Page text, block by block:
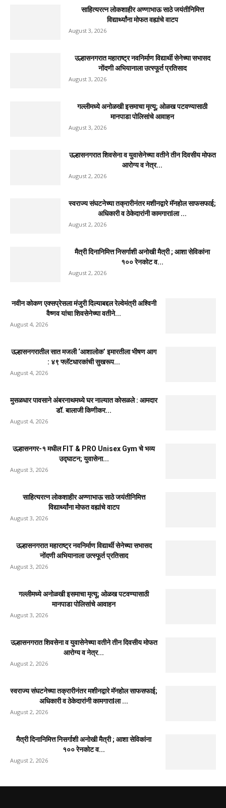
साहित्यरत्न लोकशाहीर अण्णाभाऊ साठे जयंतीनिमित्त
विद्यार्थ्यांना मोफत वह्यांचे वाटप
August 3, 2026
उल्हासनगरात महाराष्ट्र नवनिर्माण विद्यार्थी सेनेच्या सभासद
नोंदणी अभियानाला उत्स्फूर्त प्रतिसाद
August 3, 2026
गल्लीमध्ये अनोळखी इसमाचा मृत्यू; ओळख पटवण्यासाठी
मानपाडा पोलिसांचे आवाहन
August 3, 2026
उल्हासनगरात शिवसेना व युवासेनेच्या वतीने तीन दिवसीय मोफत
आरोग्य व नेत्र...
August 2, 2026
स्वराज्य संघटनेच्या तक्रारीनंतर मशीनद्वारे मॅनहोल साफसफाई;
अधिकारी व ठेकेदारांनी कामगाराlला ...
August 2, 2026
मैत्री दिनानिमित्त निसर्गाशी अनोखी मैत्री ; आशा सेविकांना
१०० रेनकोट व...
August 2, 2026
नवीन कोकण एक्सप्रेसला मंजुरी दिल्याबद्दल रेल्वेमंत्री अश्विनी
वैष्णव यांचा शिवसेनेच्या वतीने...
August 4, 2026
उल्हासनगरातील सात मजली ‘आशालोक’ इमारतीला भीषण आग
: ४९ फ्लॅटधारकांची सुखरूप...
August 4, 2026
मुसळधार पावसाने अंबरनाथमध्ये घर नाल्यात कोसळले : आमदार
डॉ. बालाजी किणीकर...
August 4, 2026
उल्हासनगर-१ मधील FIT & PRO Unisex Gym चे भव्य
उद्घाटन; युवासेना...
August 3, 2026
साहित्यरत्न लोकशाहीर अण्णाभाऊ साठे जयंतीनिमित्त
विद्यार्थ्यांना मोफत वह्यांचे वाटप
August 3, 2026
उल्हासनगरात महाराष्ट्र नवनिर्माण विद्यार्थी सेनेच्या सभासद
नोंदणी अभियानाला उत्स्फूर्त प्रतिसाद
August 3, 2026
गल्लीमध्ये अनोळखी इसमाचा मृत्यू; ओळख पटवण्यासाठी
मानपाडा पोलिसांचे आवाहन
August 3, 2026
उल्हासनगरात शिवसेना व युवासेनेच्या वतीने तीन दिवसीय मोफत
आरोग्य व नेत्र...
August 2, 2026
स्वराज्य संघटनेच्या तक्रारीनंतर मशीनद्वारे मॅनहोल साफसफाई;
अधिकारी व ठेकेदारांनी कामगाराlला ...
August 2, 2026
मैत्री दिनानिमित्त निसर्गाशी अनोखी मैत्री ; आशा सेविकांना
१०० रेनकोट व...
August 2, 2026